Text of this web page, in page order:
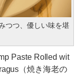
つつ、優しい味を堪
Paste Rolled wit
（焼き海老の